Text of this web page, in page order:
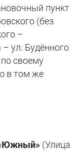
пункт
(без
–
ул. Будённого
своему
в том же
(Улица